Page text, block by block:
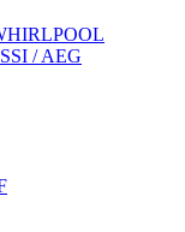
/ AEG